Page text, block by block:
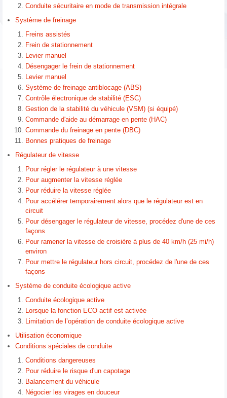
Conduite sécuritaire en mode de transmission intégrale
Système de freinage
Freins assistés
Frein de stationnement
Levier manuel
Désengager le frein de stationnement
Levier manuel
Système de freinage antiblocage (ABS)
Contrôle électronique de stabilité (ESC)
Gestion de la stabilité du véhicule (VSM) (si équipé)
Commande d'aide au démarrage en pente (HAC)
Commande du freinage en pente (DBC)
Bonnes pratiques de freinage
Régulateur de vitesse
Pour régler le régulateur à une vitesse
Pour augmenter la vitesse réglée
Pour réduire la vitesse réglée
Pour accélérer temporairement alors que le régulateur est en
circuit
Pour désengager le régulateur de vitesse, procédez d'une de ces
façons
Pour ramener la vitesse de croisière à plus de 40 km/h (25 mi/h)
environ
Pour mettre le régulateur hors circuit, procédez de l'une de ces
façons
Système de conduite écologique active
Conduite écologique active
Lorsque la fonction ECO actif est activée
Limitation de l’opération de conduite écologique active
Utilisation économique
Conditions spéciales de conduite
Conditions dangereuses
Pour réduire le risque d'un capotage
Balancement du véhicule
Négocier les virages en douceur